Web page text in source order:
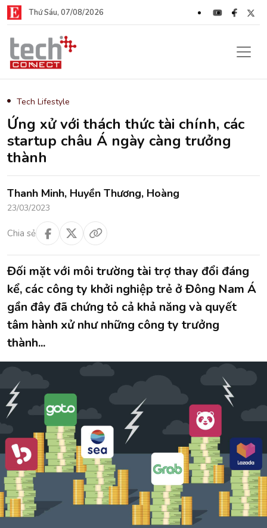
Thứ Sáu, 07/08/2026
Tech Lifestyle
Ứng xử với thách thức tài chính, các
startup châu Á ngày càng trưởng
thành
Thanh Minh, Huyền Thương, Hoàng
23/03/2023
Chia sẻ
Đối mặt với môi trường tài trợ thay đổi đáng
kể, các công ty khởi nghiệp trẻ ở Đông Nam Á
gần đây đã chứng tỏ cả khả năng và quyết
tâm hành xử như những công ty trưởng
thành...